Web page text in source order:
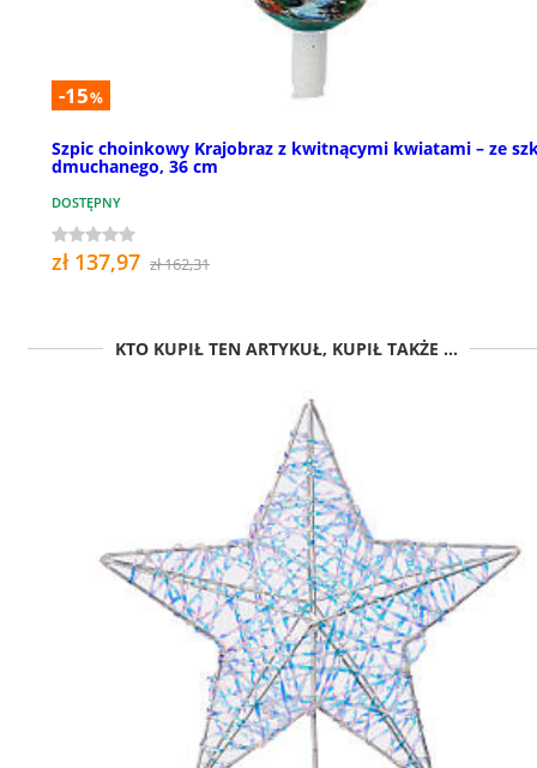
-15%
Szpic choinkowy Krajobraz z kwitnącymi kwiatami – ze
dmuchanego, 36 cm
DOSTĘPNY
zł 137,97 zł 162,31
KTO KUPIŁ TEN ARTYKUŁ, KUPIŁ TAKŻE ...